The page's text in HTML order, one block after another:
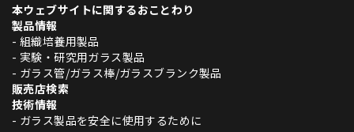
本ウェブサイトに関するおことわり
製品情報
- 組織培養用製品
- 実験・研究用ガラス製品
- ガラス管/ガラス棒/ガラスブランク製品
販売店検索
技術情報
- ガラス製品を安全に使用するために